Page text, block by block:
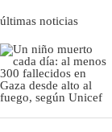
últimas noticias